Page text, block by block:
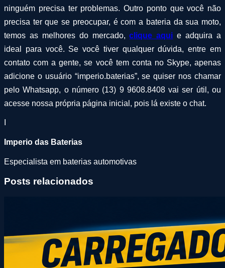
ninguém precisa ter problemas. Outro ponto que você não
precisa ter que se preocupar, é com a bateria da sua moto,
temos as melhores do mercado,clique aqui e adquira a
ideal para você. Se você tiver qualquer dúvida, entre em
contato com a gente, se você tem conta no Skype, apenas
adicione o usuário “imperio.baterias”, se quiser nos chamar
pelo Whatsapp, o número (13) 9 9608.8408 vai ser útil, ou
acesse nossa própria página inicial, pois lá existe o chat.
Imperio das Baterias
Especialista em baterias automotivas
Posts relacionados